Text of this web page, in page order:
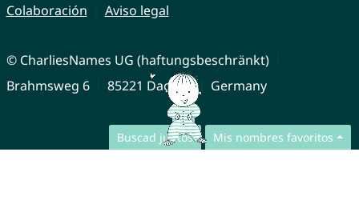
Buscad juntos Mis nombres favoritos
Colaboración
Aviso legal
© CharliesNames UG (haftungsbeschränkt)
Brahmsweg 6
85221 Dachau Germany